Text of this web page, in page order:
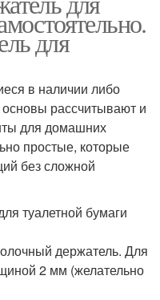
для
в наличии либо
рассчитывают и
для домашних
простые, которые
без сложной
туалетной бумаги
держатель. Для
2 мм (желательно